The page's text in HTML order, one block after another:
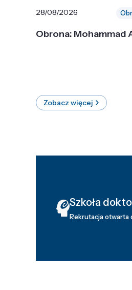
28/08/2026
Obrona: Mohammad
Zobacz więcej
Szkoła
Rekrutacja otwarta